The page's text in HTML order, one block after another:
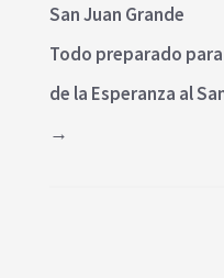
San Juan Grande
Todo preparado
de la Esperanza al
→